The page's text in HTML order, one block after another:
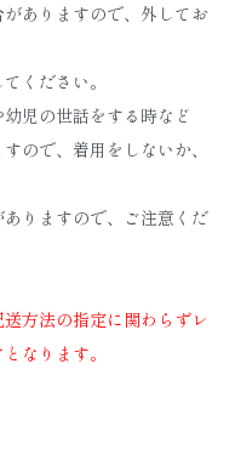
ありますので、外してお
ください。
児の世話をする時など
ので、着用をしないか、
りますので、ご注意くだ
方法の指定に関わらずレ
なります。